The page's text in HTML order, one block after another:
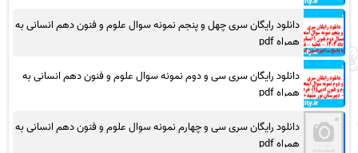
دانلود رایگان سری چهل و پنجم نمونه سوال علوم و فنون دهم انسانی به
همراه pdf
دانلود رایگان سری سی و دوم نمونه سوال علوم و فنون دهم انسانی به
همراه pdf
دانلود رایگان سری سی و چهارم نمونه سوال علوم و فنون دهم انسانی به
همراه pdf